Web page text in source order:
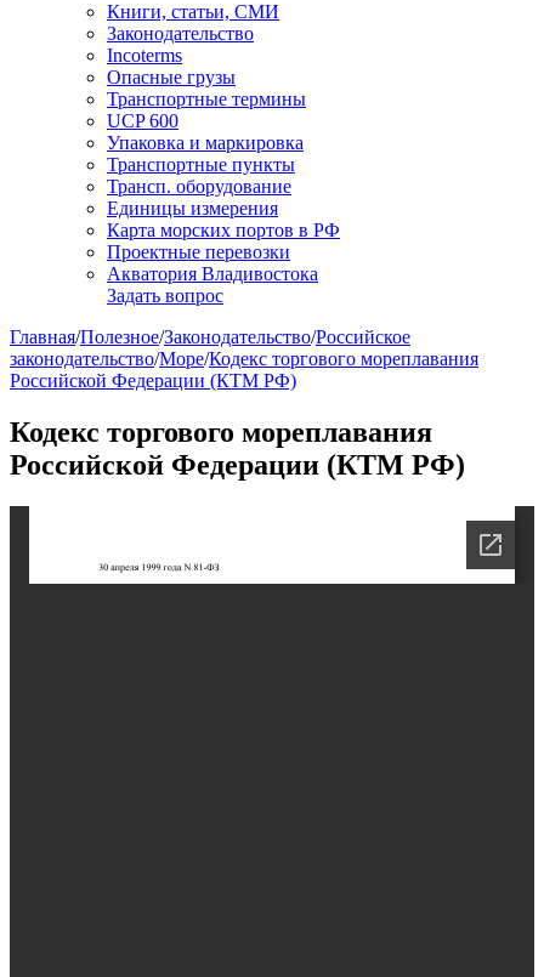
Книги, статьи, СМИ
Законодательство
Incoterms
Опасные грузы
Транспортные термины
UCP 600
Упаковка и маркировка
Транспортные пункты
Трансп. оборудование
Единицы измерения
Карта морских портов в РФ
Проектные перевозки
Акватория Владивостока
Задать вопрос
Главная/Полезное/Законодательство/Российское
законодательство/Море/Кодекс торгового мореплавания
Российской Федерации (КТМ РФ)
Кодекс торгового мореплавания
Российской Федерации (КТМ РФ)